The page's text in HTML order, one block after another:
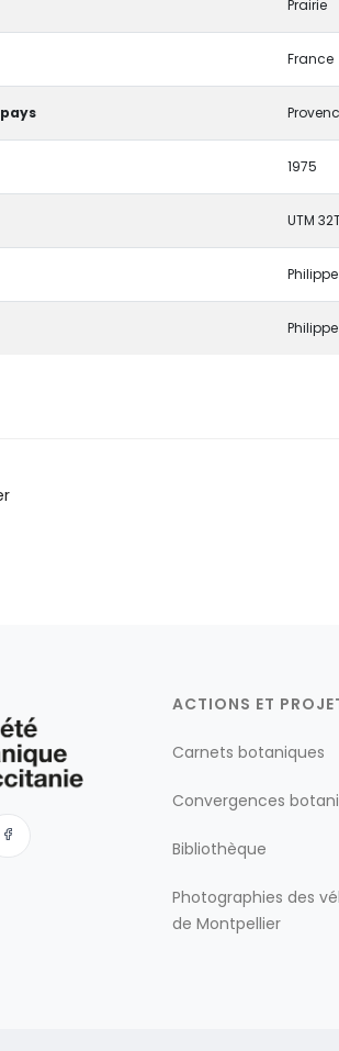
Prairie
France
1975
UTM
ACTIONS ET
Carnets botaniques
Convergences
Bibliothèque
Photographies des
de Montpellier